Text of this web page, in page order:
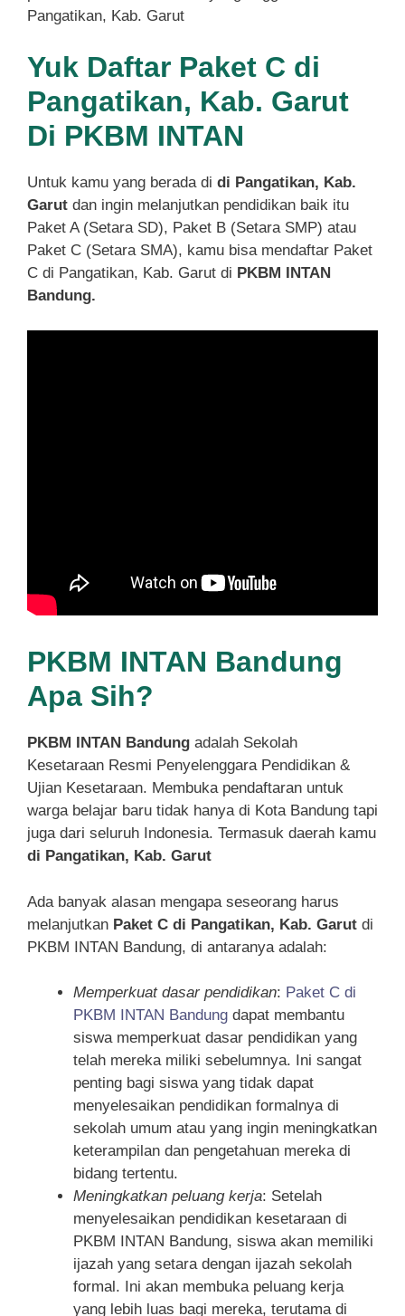
Pangatikan, Kab. Garut
Yuk Daftar Paket C di
Pangatikan, Kab. Garut
Di PKBM INTAN
Untuk kamu yang berada di di Pangatikan, Kab.
Garut dan ingin melanjutkan pendidikan baik itu
Paket A (Setara SD), Paket B (Setara SMP) atau
Paket C (Setara SMA), kamu bisa mendaftar Paket
C di Pangatikan, Kab. Garut di PKBM INTAN
Bandung.
PKBM INTAN Bandung
Apa Sih?
PKBM INTAN Bandung adalah Sekolah
Kesetaraan Resmi Penyelenggara Pendidikan &
Ujian Kesetaraan. Membuka pendaftaran untuk
warga belajar baru tidak hanya di Kota Bandung tapi
juga dari seluruh Indonesia. Termasuk daerah kamu
di Pangatikan, Kab. Garut
Ada banyak alasan mengapa seseorang harus
melanjutkan Paket C di Pangatikan, Kab. Garut di
PKBM INTAN Bandung, di antaranya adalah:
Memperkuat dasar pendidikan: Paket C di
PKBM INTAN Bandung dapat membantu
siswa memperkuat dasar pendidikan yang
telah mereka miliki sebelumnya. Ini sangat
penting bagi siswa yang tidak dapat
menyelesaikan pendidikan formalnya di
sekolah umum atau yang ingin meningkatkan
keterampilan dan pengetahuan mereka di
bidang tertentu.
Meningkatkan peluang kerja: Setelah
menyelesaikan pendidikan kesetaraan di
PKBM INTAN Bandung, siswa akan memiliki
ijazah yang setara dengan ijazah sekolah
formal. Ini akan membuka peluang kerja
yang lebih luas bagi mereka, terutama di